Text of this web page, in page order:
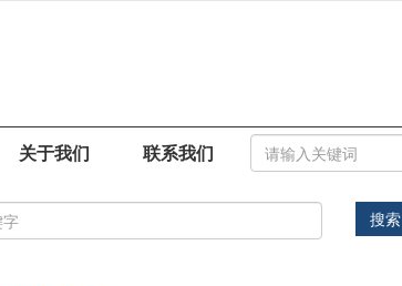
关于我们 联系我们
搜索